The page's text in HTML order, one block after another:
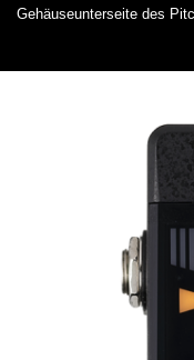
Gehäuseunterseite des